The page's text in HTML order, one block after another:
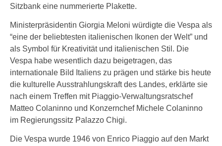
Sitzbank eine nummerierte Plakette.
Ministerpräsidentin Giorgia Meloni würdigte die Vespa als
“eine der beliebtesten italienischen Ikonen der Welt” und
als Symbol für Kreativität und italienischen Stil. Die
Vespa habe wesentlich dazu beigetragen, das
internationale Bild Italiens zu prägen und stärke bis heute
die kulturelle Ausstrahlungskraft des Landes, erklärte sie
nach einem Treffen mit Piaggio-Verwaltungsratschef
Matteo Colaninno und Konzernchef Michele Colaninno
im Regierungssitz Palazzo Chigi.
Die Vespa wurde 1946 von Enrico Piaggio auf den Markt